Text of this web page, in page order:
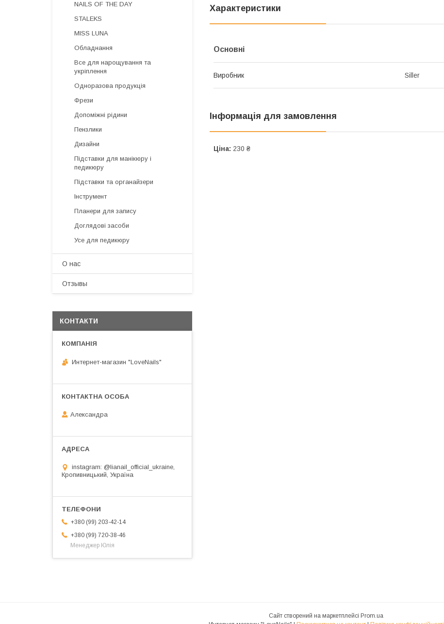
Характеристики
Основні
Виробник Siller
Інформація для замовлення
Ціна: 230 ₴
NAILS OF THE DAY
STALEKS
MISS LUNA
Обладнання
Все для нарощування та
укріплення
Одноразова продукція
Фрези
Допоміжні рідини
Пензлики
Дизайни
Підставки для манікюру і
педикюру
Підставки та органайзери
Інструмент
Планери для запису
Доглядові засоби
Усе для педикюру
О нас
Отзывы
КОНТАКТИ
Интернет-магазин "LoveNails"
Александра
instagram: @lianail_official_ukraine,
Кропивницький, Україна
+380 (99) 203-42-14
+380 (99) 720-38-46
Менеджер Юлія
Сайт створений на маркетплейсі Prom.ua